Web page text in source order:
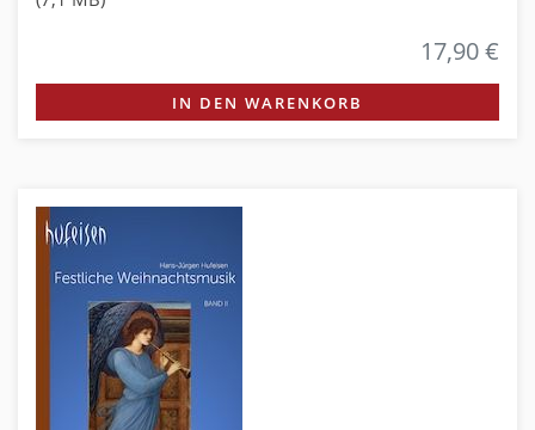
17,90 €
IN DEN WARENKORB